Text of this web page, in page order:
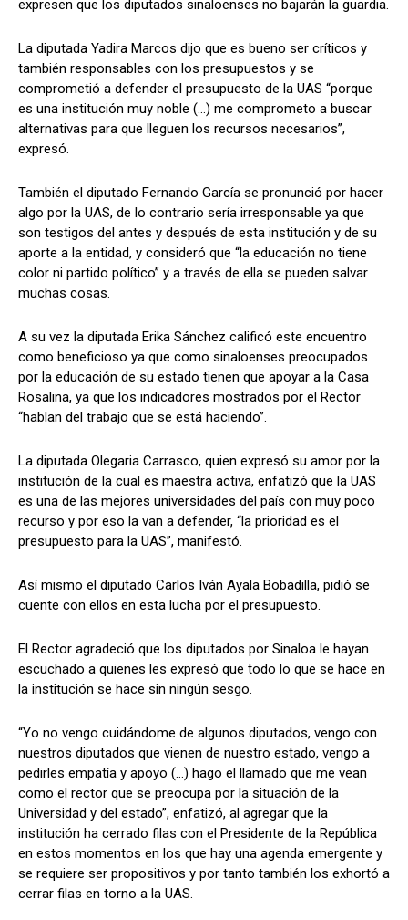
expresen que los diputados sinaloenses no bajarán la guardia.
La diputada Yadira Marcos dijo que es bueno ser críticos y
también responsables con los presupuestos y se
comprometió a defender el presupuesto de la UAS “porque
es una institución muy noble (…) me comprometo a buscar
alternativas para que lleguen los recursos necesarios”,
expresó.
También el diputado Fernando García se pronunció por hacer
algo por la UAS, de lo contrario sería irresponsable ya que
son testigos del antes y después de esta institución y de su
aporte a la entidad, y consideró que “la educación no tiene
color ni partido político” y a través de ella se pueden salvar
muchas cosas.
A su vez la diputada Erika Sánchez calificó este encuentro
como beneficioso ya que como sinaloenses preocupados
por la educación de su estado tienen que apoyar a la Casa
Rosalina, ya que los indicadores mostrados por el Rector
“hablan del trabajo que se está haciendo”.
La diputada Olegaria Carrasco, quien expresó su amor por la
institución de la cual es maestra activa, enfatizó que la UAS
es una de las mejores universidades del país con muy poco
recurso y por eso la van a defender, “la prioridad es el
presupuesto para la UAS”, manifestó.
Así mismo el diputado Carlos Iván Ayala Bobadilla, pidió se
cuente con ellos en esta lucha por el presupuesto.
El Rector agradeció que los diputados por Sinaloa le hayan
escuchado a quienes les expresó que todo lo que se hace en
la institución se hace sin ningún sesgo.
“Yo no vengo cuidándome de algunos diputados, vengo con
nuestros diputados que vienen de nuestro estado, vengo a
pedirles empatía y apoyo (…) hago el llamado que me vean
como el rector que se preocupa por la situación de la
Universidad y del estado”, enfatizó, al agregar que la
institución ha cerrado filas con el Presidente de la República
en estos momentos en los que hay una agenda emergente y
se requiere ser propositivos y por tanto también los exhortó a
cerrar filas en torno a la UAS.